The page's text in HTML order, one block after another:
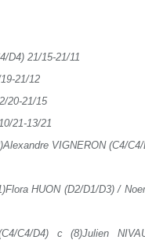
D4) 21/15-21/11
21/12
20-21/15
21-13/21
VIGNERON (C4/C4/
HUON (D2/D1/D3) /
C4/D4) c (8)Julien